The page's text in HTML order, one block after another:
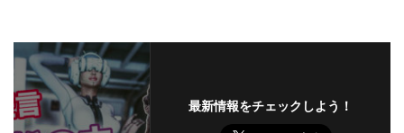
最新情報をチェックしよう！